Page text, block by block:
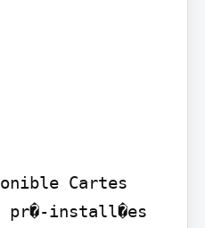
Cartes
pr�-install�es